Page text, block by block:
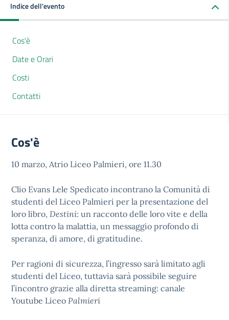
Indice dell'evento
Cos'è
Date e Orari
Costi
Contatti
Cos'è
10 marzo, Atrio Liceo Palmieri, ore 11.30
Clio Evans Lele Spedicato incontrano la Comunità di
studenti del Liceo Palmieri per la presentazione del
loro libro, Destini: un racconto delle loro vite e della
lotta contro la malattia, un messaggio profondo di
speranza, di amore, di gratitudine.
Per ragioni di sicurezza, l’ingresso sarà limitato agli
studenti del Liceo, tuttavia sarà possibile seguire
l’incontro grazie alla diretta streaming: canale
Youtube Liceo Palmieri